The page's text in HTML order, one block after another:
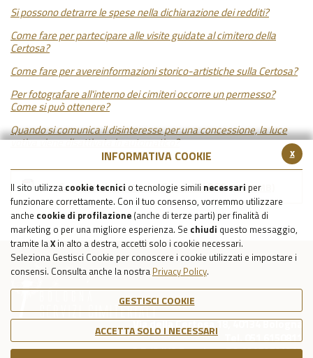
x
INFORMATIVA COOKIE
Il sito utilizza cookie tecnici o tecnologie simili necessari per
funzionare correttamente. Con il tuo consenso, vorremmo utilizzare
anche cookie di profilazione (anche di terze parti) per finalità di
marketing o per una migliore esperienza. Se chiudi questo messaggio,
tramite laX in alto a destra, accetti solo i cookie necessari.
Seleziona Gestisci Cookie per conoscere i cookie utilizzati e impostare i
consensi. Consulta anche la nostra Privacy Policy.
GESTISCI COOKIE
ACCETTA SOLO I NECESSARI
Si possono detrarre le spese nella dichiarazione dei redditi?
Come fare per partecipare alle visite guidate al cimitero della
Certosa?
Come fare per avereinformazioni storico-artistiche sulla Certosa?
Per fotografare all'interno dei cimiteri occorre un permesso?
Come si può ottenere?
Quando si comunica il disinteresse per una concessione, la luce
votiva viene disattivata in automatico?
Consulta la Carta dei Servizi di BSC (3.61 MB)
Via della Certosa 18, 40134 Bologna
Tel. 051 6150811
C.F./P.IVA Reg. Imp. BO 03079781203